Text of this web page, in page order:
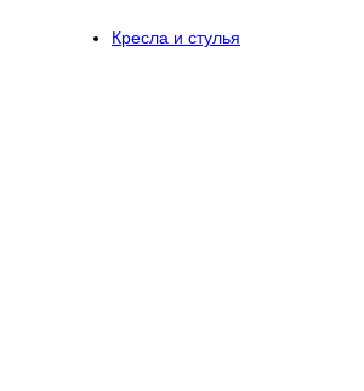
Кресла и стулья